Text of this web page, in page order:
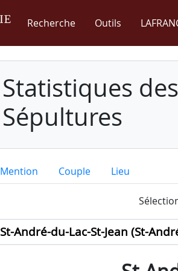
Recherche Outils
Statistiques
Sépultures
Mention Couple Lieu